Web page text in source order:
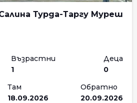
Турда-Таргу Муреш
Възрастни
1
Деца
0
Там
18.09.2026
Обратно
20.09.2026